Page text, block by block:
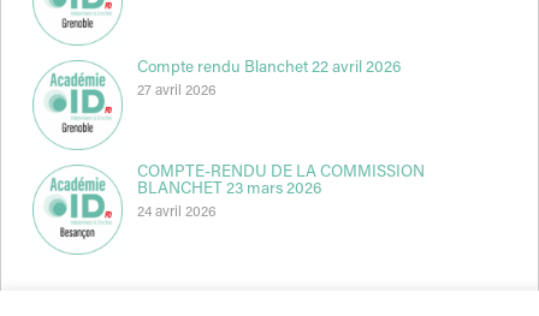
Compte rendu Blanchet 22 avril 2026
27 avril 2026
COMPTE-RENDU DE LA COMMISSION
BLANCHET 23 mars 2026
24 avril 2026